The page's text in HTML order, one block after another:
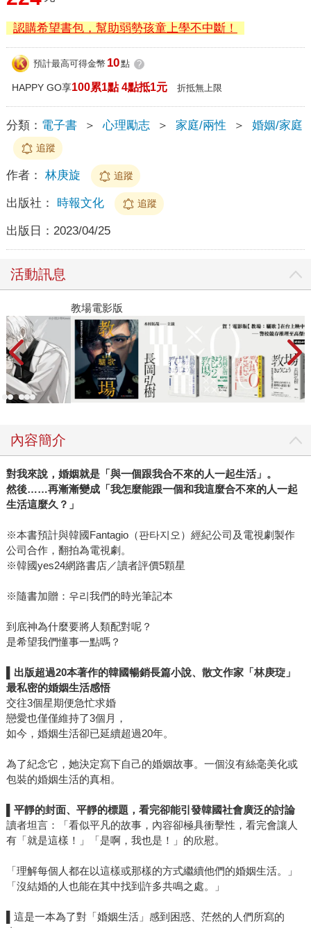
認購希望書包，幫助弱勢孩童上學不中斷！
預計最高可得金幣 10點 ?
HAPPY GO享100累1點 4點抵1元 折抵無上限
分類： 電子書 ＞ 心理勵志 ＞ 家庭/兩性 ＞ 婚姻/家庭
追蹤
作者： 林庚旋 追蹤
出版社： 時報文化 追蹤
出版日： 2023/04/25
活動訊息
內容簡介
對我來說，婚姻就是「與一個跟我合不來的人一起生活」。
然後……再漸漸變成「我怎麼能跟一個和我這麼合不來的人一起
生活這麼久？」
※本書預計與韓國Fantagio（판타지오）經紀公司及電視劇製作
公司合作，翻拍為電視劇。
※韓國yes24網路書店／讀者評價5顆星
※隨書加贈：우리我們的時光筆記本
到底神為什麼要將人類配對呢？
是希望我們懂事一點嗎？
出版超過20本著作的韓國暢銷長篇小說、散文作家「林庚琁」
最私密的婚姻生活感悟
交往3個星期便急忙求婚
戀愛也僅僅維持了3個月，
如今，婚姻生活卻已延續超過20年。
為了紀念它，她決定寫下自己的婚姻故事。一個沒有絲毫美化或
包裝的婚姻生活的真相。
平靜的封面、平靜的標題，看完卻能引發韓國社會廣泛的討論
讀者坦言：「看似平凡的故事，內容卻極具衝擊性，看完會讓人
有「就是這樣！」「是啊，我也是！」的欣慰。
「理解每個人都在以這樣或那樣的方式繼續他們的婚姻生活。」
「沒結婚的人也能在其中找到許多共鳴之處。」
▌這是一本為了對「婚姻生活」感到困惑、茫然的人們所寫的